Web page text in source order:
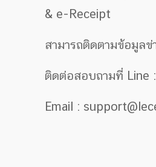
& e-Receipt
สามารถติดตามข้อมูลข่
ติดต่อสอบถามที่ Line
Email :